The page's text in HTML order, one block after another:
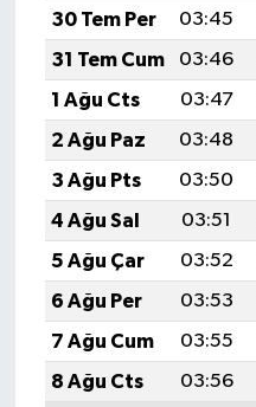
30 Tem Per
03:45
31 Tem Cum
03:46
1 Ağu Cts
03:47
2 Ağu Paz
03:48
3 Ağu Pts
03:50
4 Ağu Sal
03:51
5 Ağu Çar
03:52
6 Ağu Per
03:53
7 Ağu Cum
03:55
8 Ağu Cts
03:56